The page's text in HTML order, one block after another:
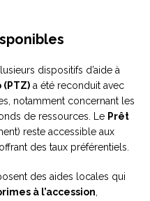
dispositifs d’aide à
(PTZ) a été reconduit avec
notamment concernant les
de ressources. Le Prêt
reste accessible aux
des taux préférentiels.
des aides locales qui
à l’accession,